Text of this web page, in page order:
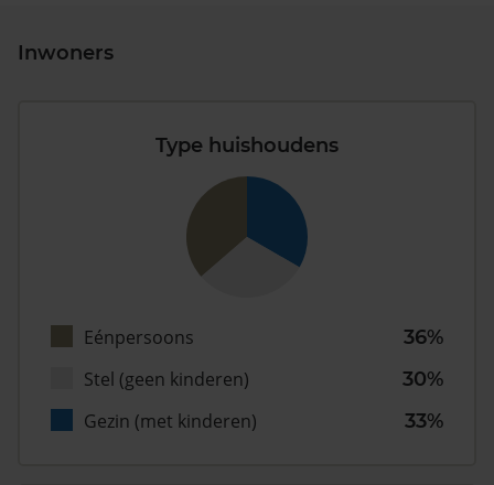
Inwoners
Type huishoudens
Eénpersoons
36%
Stel (geen kinderen)
30%
Gezin (met kinderen)
33%